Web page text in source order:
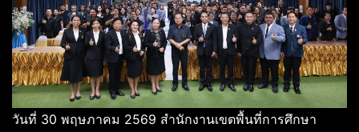
วันที่ 30 พฤษภาคม 2569 สำนักงานเขตพื้นที่การศึกษา